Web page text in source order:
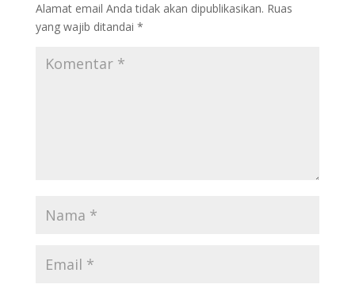
Alamat email Anda tidak akan dipublikasikan. Ruas
yang wajib ditandai *